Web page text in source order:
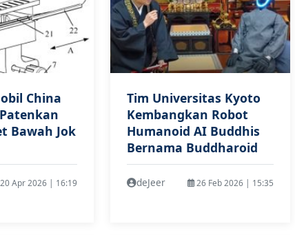
China
Bawah Jok
Apr 2026 | 16:19
Tim Universitas Kyoto
Kembangkan Robot
Humanoid AI Buddhis
Bernama Buddharoid
deJeer 26 Feb 2026 | 15:35